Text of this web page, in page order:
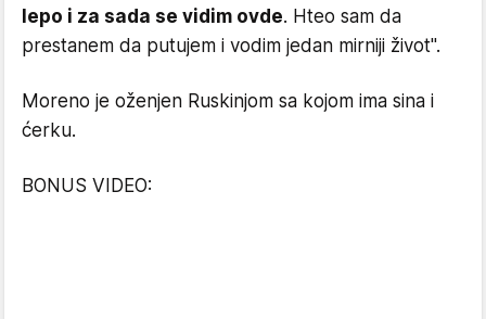
lepo i za sada se vidim ovde. Hteo sam da
prestanem da putujem i vodim jedan mirniji život".
Moreno je oženjen Ruskinjom sa kojom ima sina i
ćerku.
BONUS VIDEO: